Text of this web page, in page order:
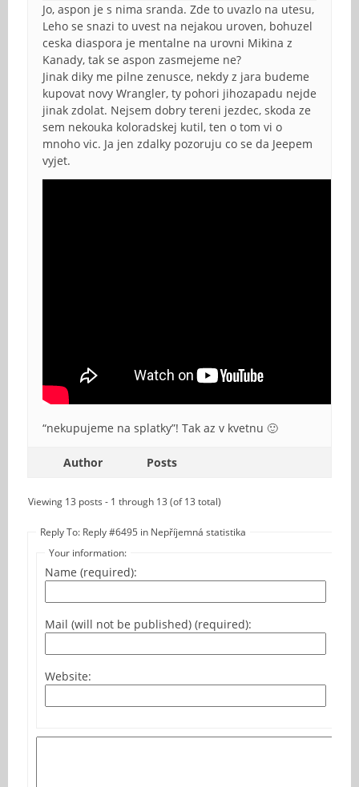
Jo, aspon je s nima sranda. Zde to uvazlo na utesu,
Leho se snazi to uvest na nejakou uroven, bohuzel
ceska diaspora je mentalne na urovni Mikina z
Kanady, tak se aspon zasmejeme ne?
Jinak diky me pilne zenusce, nekdy z jara budeme
kupovat novy Wrangler, ty pohori jihozapadu nejde
jinak zdolat. Nejsem dobry tereni jezdec, skoda ze
sem nekouka koloradskej kutil, ten o tom vi o
mnoho vic. Ja jen zdalky pozoruju co se da Jeepem
vyjet.
“nekupujeme na splatky”! Tak az v kvetnu 🙂
Author Posts
Viewing 13 posts - 1 through 13 (of 13 total)
Reply To: Reply #6495 in Nepříjemná statistika
Your information:
Name (required):
Mail (will not be published) (required):
Website: